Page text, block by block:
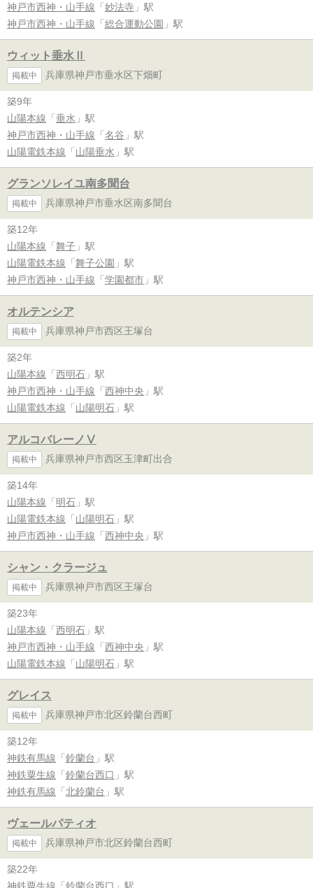
神戸市西神・山手線 「 妙法寺 」駅
神戸市西神・山手線 「 総合運動公園 」駅
ウィット垂水Ⅱ
掲載中 兵庫県神戸市垂水区下畑町
築9年
山陽本線 「 垂水 」駅
神戸市西神・山手線 「 名谷 」駅
山陽電鉄本線 「 山陽垂水 」駅
グランソレイユ南多聞台
掲載中 兵庫県神戸市垂水区南多聞台
築12年
山陽本線 「 舞子 」駅
山陽電鉄本線 「 舞子公園 」駅
神戸市西神・山手線 「 学園都市 」駅
オルテンシア
掲載中 兵庫県神戸市西区王塚台
築2年
山陽本線 「 西明石 」駅
神戸市西神・山手線 「 西神中央 」駅
山陽電鉄本線 「 山陽明石 」駅
アルコバレーノⅤ
掲載中 兵庫県神戸市西区玉津町出合
築14年
山陽本線 「 明石 」駅
山陽電鉄本線 「 山陽明石 」駅
神戸市西神・山手線 「 西神中央 」駅
シャン・クラージュ
掲載中 兵庫県神戸市西区王塚台
築23年
山陽本線 「 西明石 」駅
神戸市西神・山手線 「 西神中央 」駅
山陽電鉄本線 「 山陽明石 」駅
グレイス
掲載中 兵庫県神戸市北区鈴蘭台西町
築12年
神鉄有馬線 「 鈴蘭台 」駅
神鉄粟生線 「 鈴蘭台西口 」駅
神鉄有馬線 「 北鈴蘭台 」駅
ヴェールパティオ
掲載中 兵庫県神戸市北区鈴蘭台西町
築22年
神鉄粟生線 「 鈴蘭台西口 」駅